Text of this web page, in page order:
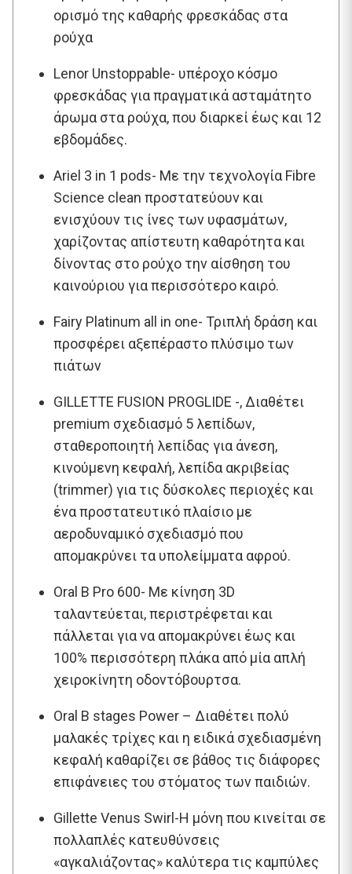
ορισμό της καθαρής φρεσκάδας στα
ρούχα
Lenor Unstoppable- υπέροχο κόσμο
φρεσκάδας για πραγματικά ασταμάτητο
άρωμα στα ρούχα, που διαρκεί έως και 12
εβδομάδες.
Ariel 3 in 1 pods- Με την τεχνολογία Fibre
Science clean προστατεύουν και
ενισχύουν τις ίνες των υφασμάτων,
χαρίζοντας απίστευτη καθαρότητα και
δίνοντας στο ρούχο την αίσθηση του
καινούριου για περισσότερο καιρό.
Fairy Platinum all in one- Τριπλή δράση και
προσφέρει αξεπέραστο πλύσιμο των
πιάτων
GILLETTE FUSION PROGLIDE -, Διαθέτει
premium σχεδιασμό 5 λεπίδων,
σταθεροποιητή λεπίδας για άνεση,
κινούμενη κεφαλή, λεπίδα ακριβείας
(trimmer) για τις δύσκολες περιοχές και
ένα προστατευτικό πλαίσιο με
αεροδυναμικό σχεδιασμό που
απομακρύνει τα υπολείμματα αφρού.
Oral B Pro 600- Με κίνηση 3D
ταλαντεύεται, περιστρέφεται και
πάλλεται για να απομακρύνει έως και
100% περισσότερη πλάκα από μία απλή
χειροκίνητη οδοντόβουρτσα.
Oral B stages Power – Διαθέτει πολύ
μαλακές τρίχες και η ειδικά σχεδιασμένη
κεφαλή καθαρίζει σε βάθος τις διάφορες
επιφάνειες του στόματος των παιδιών.
Gillette Venus Swirl-Η μόνη που κινείται σε
πολλαπλές κατευθύνσεις
«αγκαλιάζοντας» καλύτερα τις καμπύλες